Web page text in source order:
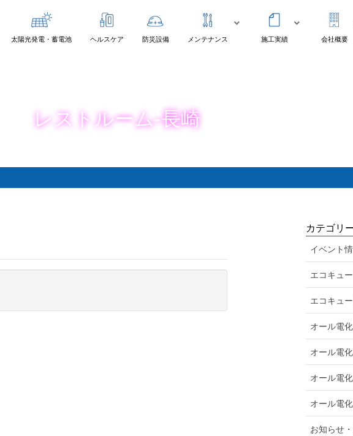
太陽光発電・蓄電池 ヘルスケア 防災設備 メンテナンス 施工実績 会社概要
レストルーム-長崎
カテゴリ
イベント
エコキュ
エコキュ
オール電
オール電
オール電
オール電
お知らせ